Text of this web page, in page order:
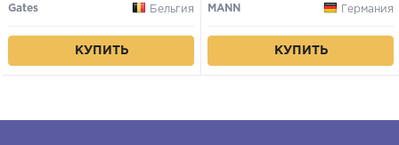
Gates
Бельгия
КУПИТЬ
MANN
Германия
КУПИТЬ